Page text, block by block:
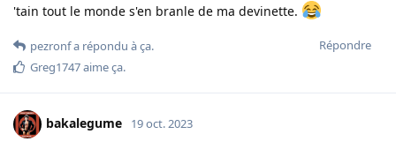
'tain tout le monde s'en branle de ma devinette.
Répondre
pezronfa répondu à ça.
Greg1747aime ça.
bakalegume 19 oct. 2023